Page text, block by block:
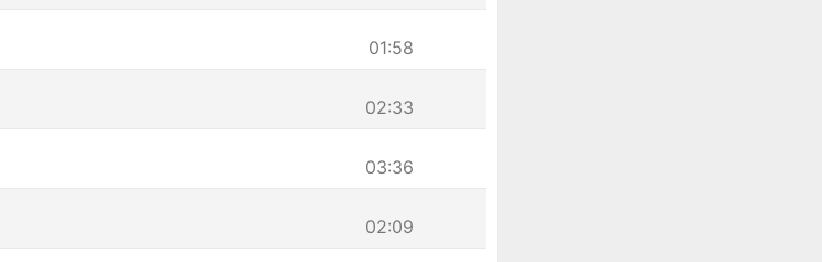
01:58
02:33
03:36
02:09